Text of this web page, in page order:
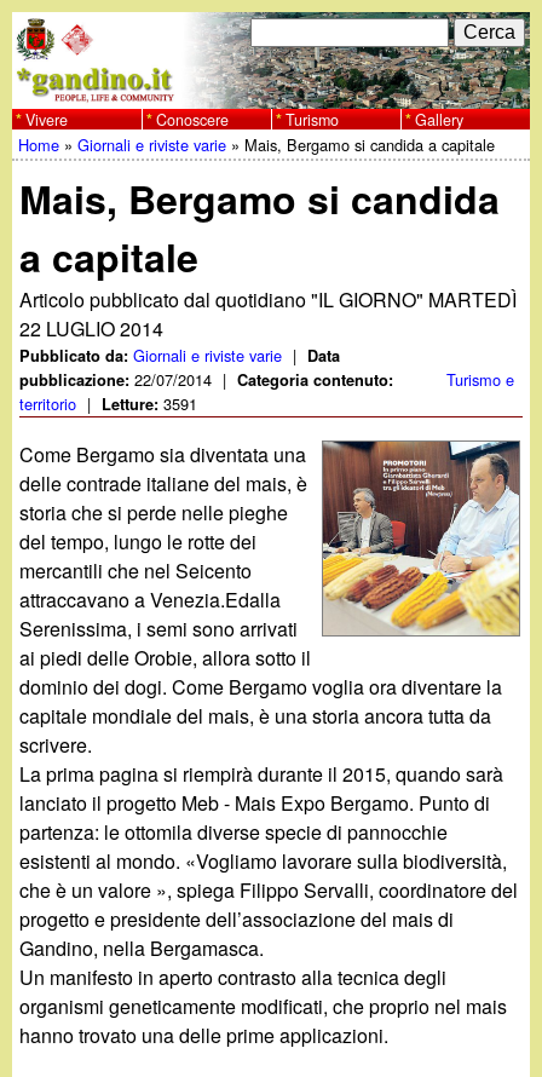
al
contenuto
principale
w
w
w
.
g
a
n
d
i
n
o
.
i
t
F
o
r
m
i
r
i
e
r
c
a
C
e
r
c
a
Vivere Conoscere Turismo Gallery
Tu
sei
qui
Home »Giornali e riviste varie » Mais, Bergamo si candida a capitale
Mais, Bergamo si candida
a capitale
Articolo pubblicato dal quotidiano "IL GIORNO" MARTEDÌ
22 LUGLIO 2014
Pubblicato da:Giornali e riviste varie |
Data
pubblicazione:22/07/2014 | Categoria contenuto:
Turismo e
territorio | Letture:3591
Come Bergamo sia diventata una
delle contrade italiane del mais, è
storia che si perde nelle pieghe
del tempo, lungo le rotte dei
mercantili che nel Seicento
attraccavano a Venezia.Edalla
Serenissima, i semi sono arrivati
ai piedi delle Orobie, allora sotto il
dominio dei dogi. Come Bergamo voglia ora diventare la
capitale mondiale del mais, è una storia ancora tutta da
scrivere.
La prima pagina si riempirà durante il 2015, quando sarà
lanciato il progetto Meb - Mais Expo Bergamo. Punto di
partenza: le ottomila diverse specie di pannocchie
esistenti al mondo. «Vogliamo lavorare sulla biodiversità,
che è un valore », spiega Filippo Servalli, coordinatore del
progetto e presidente dell’associazione del mais di
Gandino, nella Bergamasca.
Un manifesto in aperto contrasto alla tecnica degli
organismi geneticamente modificati, che proprio nel mais
hanno trovato una delle prime applicazioni.